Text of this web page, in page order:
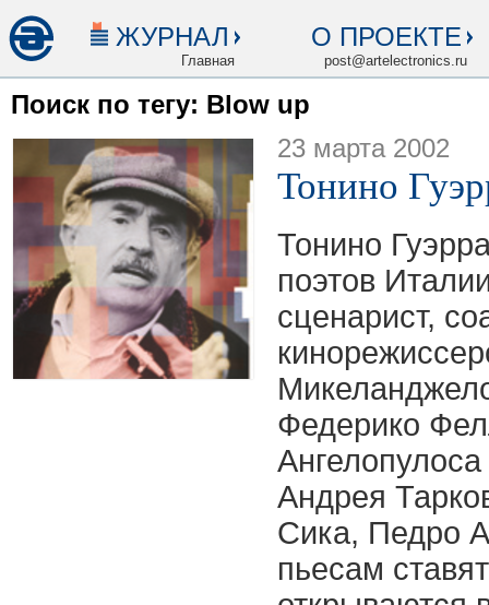
ЖУРНАЛ
Главная
О ПРОЕКТЕ
post@artelectronics.ru
Поиск по тегу: Blow up
23 марта 2002
Тонино
Тонино
поэтов
сценарист,
Федерико
Андрея
Сика, Педро
пьесам